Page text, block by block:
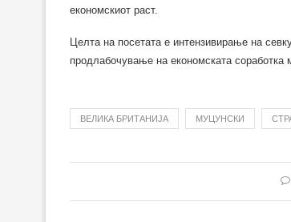
економскиот раст.
Целта на посетата е интензивирање на
продлабочување на економската соработка
ВЕЛИКА БРИТАНИЈА МУЦУНСКИ